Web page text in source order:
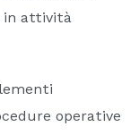
in attività
operative